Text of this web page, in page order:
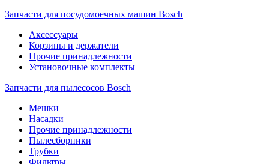
Запчасти для посудомоечных машин Bosch
Аксессуары
Корзины и держатели
Прочие принадлежности
Установочные комплекты
Запчасти для пылесосов Bosch
Мешки
Насадки
Прочие принадлежности
Пылесборники
Трубки